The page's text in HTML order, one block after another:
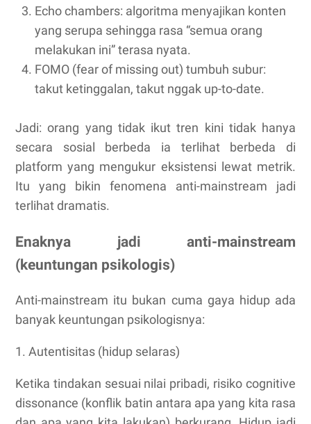
Echo chambers: algoritma menyajikan konten
yang serupa sehingga rasa “semua orang
melakukan ini” terasa nyata.
FOMO (fear of missing out) tumbuh subur:
takut ketinggalan, takut nggak up-to-date.
Jadi: orang yang tidak ikut tren kini tidak hanya
secara sosial berbeda ia terlihat berbeda di
platform yang mengukur eksistensi lewat metrik.
Itu yang bikin fenomena anti-mainstream jadi
terlihat dramatis.
Enaknya jadi anti-mainstream
(keuntungan psikologis)
Anti-mainstream itu bukan cuma gaya hidup ada
banyak keuntungan psikologisnya:
1. Autentisitas (hidup selaras)
Ketika tindakan sesuai nilai pribadi, risiko cognitive
dissonance (konflik batin antara apa yang kita rasa